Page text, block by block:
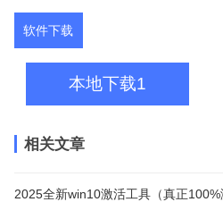
软件下载
本地下载1
相关文章
2025全新win10激活工具（真正100%